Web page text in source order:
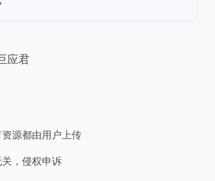
应君
源都由用户上传
，侵权申诉